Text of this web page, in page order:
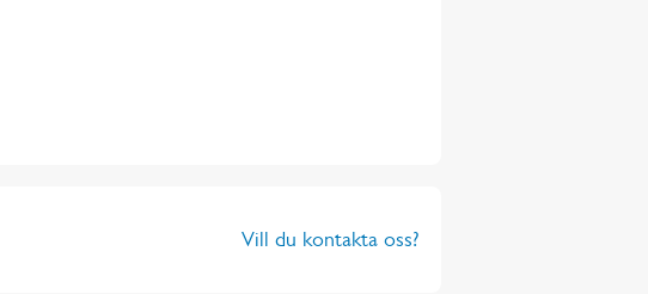
Vill du kontakta oss?